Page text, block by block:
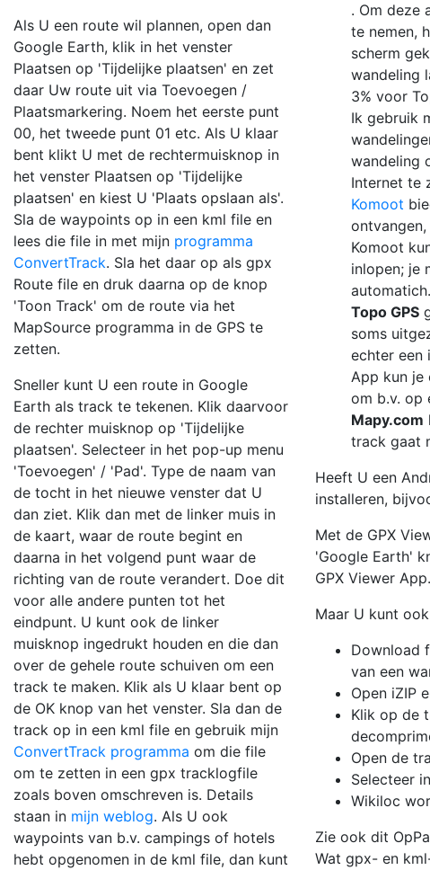
Als U een route wil plannen, open dan
Google Earth, klik in het venster
Plaatsen op 'Tijdelijke plaatsen' en zet
daar Uw route uit via Toevoegen /
Plaatsmarkering. Noem het eerste punt
00, het tweede punt 01 etc. Als U klaar
bent klikt U met de rechtermuisknop in
het venster Plaatsen op 'Tijdelijke
plaatsen' en kiest U 'Plaats opslaan als'.
Sla de waypoints op in een kml file en
lees die file in met mijn programma
ConvertTrack. Sla het daar op als gpx
Route file en druk daarna op de knop
'Toon Track' om de route via het
MapSource programma in de GPS te
zetten.
Sneller kunt U een route in Google
Earth als track te tekenen. Klik daarvoor
de rechter muisknop op 'Tijdelijke
plaatsen'. Selecteer in het pop-up menu
'Toevoegen' / 'Pad'. Type de naam van
de tocht in het nieuwe venster dat U
dan ziet. Klik dan met de linker muis in
de kaart, waar de route begint en
daarna in het volgend punt waar de
richting van de route verandert. Doe dit
voor alle andere punten tot het
eindpunt. U kunt ook de linker
muisknop ingedrukt houden en die dan
over de gehele route schuiven om een
track te maken. Klik als U klaar bent op
de OK knop van het venster. Sla dan de
track op in een kml file en gebruik mijn
ConvertTrack programma om die file
om te zetten in een gpx tracklogfile
zoals boven omschreven is. Details
staan in mijn weblog. Als U ook
waypoints van b.v. campings of hotels
hebt opgenomen in de kml file, dan kunt
. Om deze
te nemen,
scherm
wandeling
3% voor
Ik gebruik
wandeling
Internet te
Komoot
Komoot
inlopen; je
automatich.
Topo GPS
soms
echter een
App kun je
om b.v. op
Mapy.com
track gaat
Heeft U een
installeren,
Met de GPX
'Google Earth'
GPX Viewer App.
Maar U kunt
Download
van een
Open iZIP
Klik op de
Open de
Selecteer
Wikiloc
Zie ook dit
Wat gpx- en